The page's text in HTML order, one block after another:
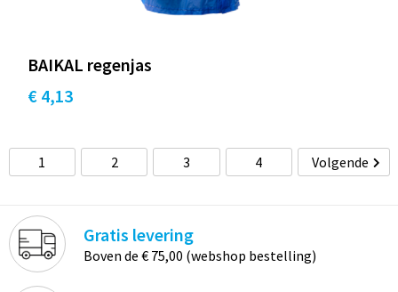
BAIKAL regenjas
€ 4,13
1 2 3 4 Volgende
Gratis levering
Boven de € 75,00 (webshop bestelling)